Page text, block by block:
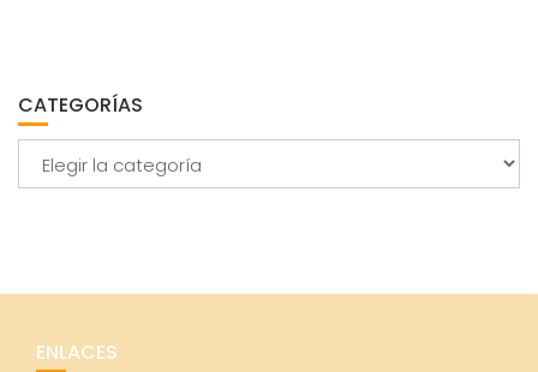
CATEGORÍAS
ENLACES